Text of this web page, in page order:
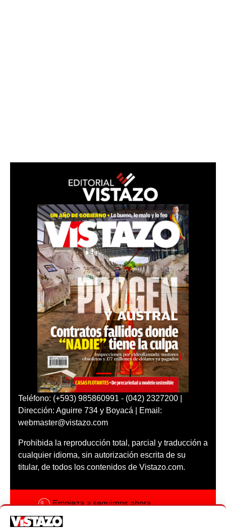
Teléfono: (+593) 985860991 - (042) 2327200 |
Dirección: Aguirre 734 y Boyacá | Email:
webmaster@vistazo.com
Prohibida la reproducción total, parcial y traducción a
cualquier idioma, sin autorización escrita de su
titular, de todos los contenidos de Vistazo.com.
Empieza a seguirnos ahora